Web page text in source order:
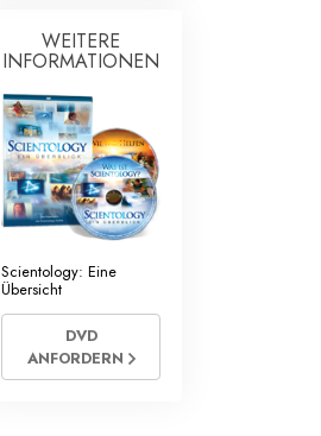
WEITERE
INFORMATIONEN
Scientology: Eine
Übersicht
DVD
ANFORDERN